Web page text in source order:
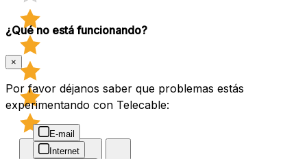
¿Qué no está funcionando?
×
Por favor déjanos saber que problemas estás
experimentando con Telecable:
E-mail
Internet